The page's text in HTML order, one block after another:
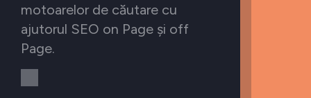
motoarelor de căutare cu
ajutorul SEO on Page și off
Page.